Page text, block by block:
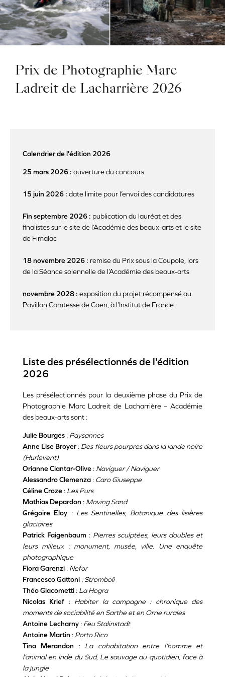
Prix de Photographie Marc
Ladreit de Lacharrière 2026
Liste des présélectionnés de l'édition
2026
Les présélectionnés pour la deuxième phase du Prix de
Photographie Marc Ladreit de Lacharrière – Académie
des beaux-arts sont :
Julie Bourges : Paysannes
Anne Lise Broyer: Des fleurs pourpres dans la lande noire
(Hurlevent)
Orianne Ciantar-Olive : Naviguer / Naviguer
Alessandro Clemenza : Caro Giuseppe
Céline Croze : Les Purs
Mathias Depardon : Moving Sand
Grégoire Eloy : Les Sentinelles, Botanique des lisières
glaciaires
Patrick Faigenbaum : Pierres sculptées, leurs doubles et
leurs milieux : monument, musée, ville. Une enquête
photographique
Fiora Garenzi : Nefor
Francesco Gattoni : Stromboli
Théo Giacometti : La Hogra
Nicolas Krief : Habiter la campagne : chronique des
moments de sociabilité en Sarthe et en Orne rurales
Antoine Lecharny : Feu Stalinstadt
Antoine Martin : Porto Rico
Tina Merandon : La cohabitation entre l’homme et
l’animal en Inde du Sud, Le sauvage au quotidien, face à
la jungle
Calendrier de l'édition 2026
25 mars 2026 : ouverture du concours
15 juin 2026 : date limite pour l’envoi des candidatures
Fin septembre 2026 : publication du lauréat et des
finalistes sur le site de l’Académie des beaux-arts et le site
de Fimalac
18 novembre 2026 : remise du Prix sous la Coupole, lors
de la Séance solennelle de l’Académie des beaux-arts
novembre 2028 : exposition du projet récompensé au
Pavillon Comtesse de Caen, à l’Institut de France